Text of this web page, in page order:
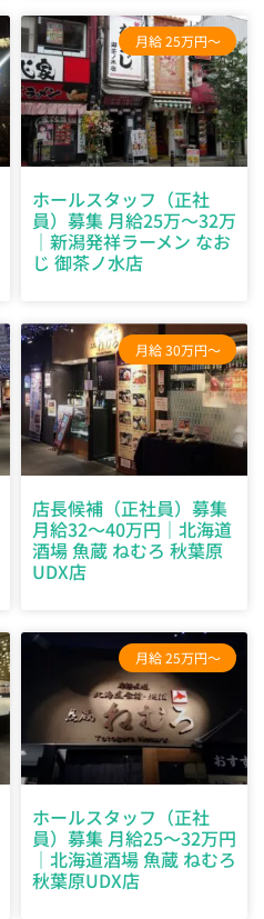
月給 25万円～
ホールスタッフ（正社
員）募集 月給25万～32万
｜新潟発祥ラーメン なお
じ 御茶ノ水店
月給 30万円～
店長候補（正社員）募集
月給32～40万円｜北海道
酒場 魚蔵 ねむろ 秋葉原
UDX店
月給 25万円～
ホールスタッフ（正社
員）募集 月給25～32万円
｜北海道酒場 魚蔵 ねむろ
秋葉原UDX店